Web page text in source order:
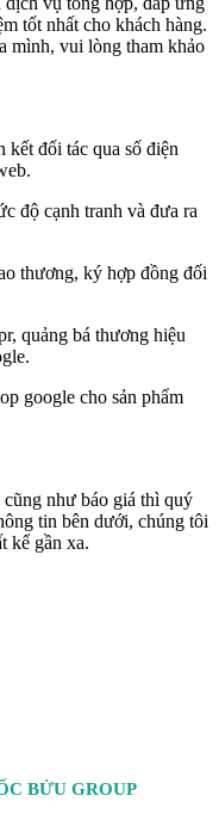
tốt nhất cho khách hàng.
mình, vui lòng tham khảo
kết đối tác qua số điện
độ cạnh tranh và đưa ra
thương, ký hợp đồng đối
quảng bá thương hiệu
google cho sản phẩm
như báo giá thì quý
tin bên dưới, chúng tôi
kể gần xa.
BỬU GROUP